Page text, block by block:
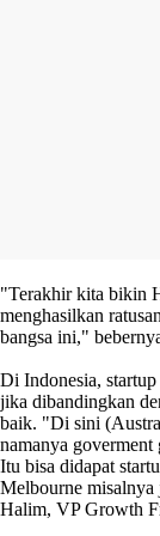
"Terakhir kita bikin
menghasilkan
bangsa ini,"
Di Indonesia,
jika dibandingkan
baik. "Di sini
namanya
Itu bisa didapat
Melbourne misalnya
Halim, VP Growth